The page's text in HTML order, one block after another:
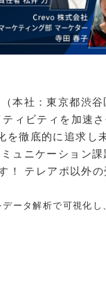
本社：東京都渋谷
ィビティを加速
を徹底的に追求し
ュニケーション課
！ テレアポ以外の
ータ解析で可視化し